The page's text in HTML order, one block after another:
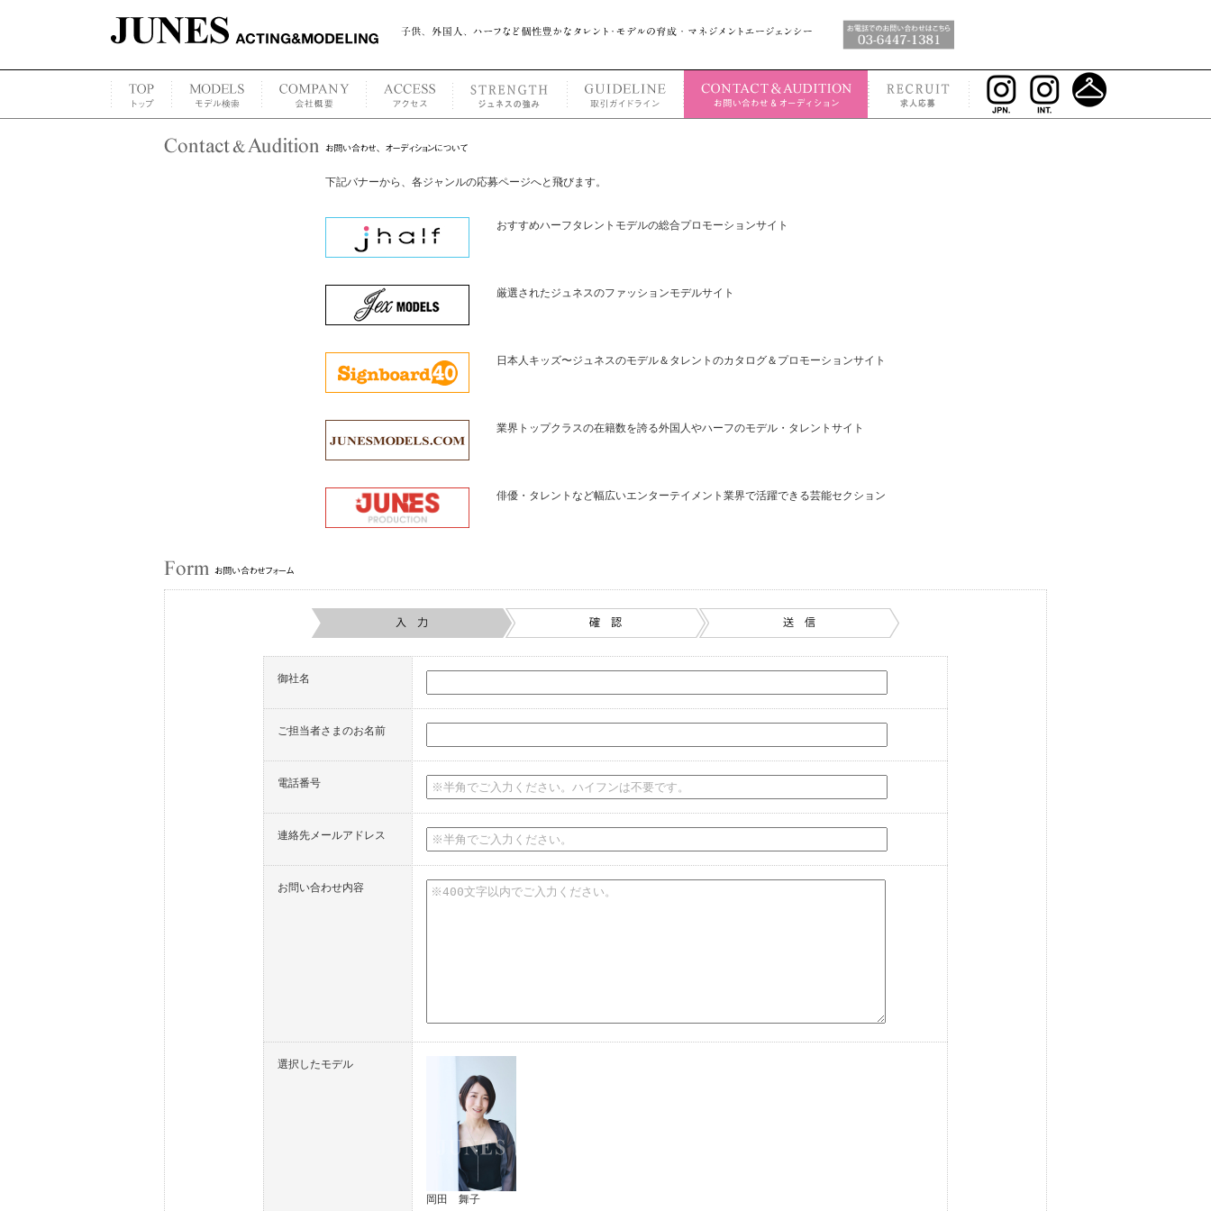
下記バナーから、各ジャンルの応募ページへと飛びます。
おすすめハーフタレントモデルの総合プロモーションサイト
厳選されたジュネスのファッションモデルサイト
日本人キッズ〜ジュネスのモデル＆タレントのカタログ＆プロモーションサイト
業界トップクラスの在籍数を誇る外国人やハーフのモデル・タレントサイト
俳優・タレントなど幅広いエンターテイメント業界で活躍できる芸能セクション
御社名
ご担当者さまのお名前
電話番号
連絡先メールアドレス
お問い合わせ内容
選択したモデル
岡田 舞子